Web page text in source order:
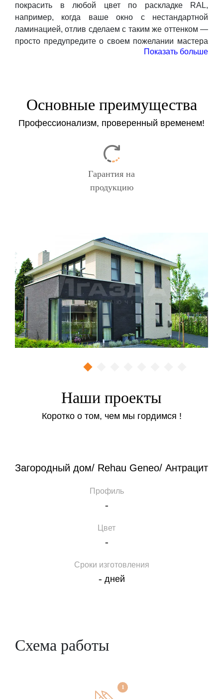
покрасить в любой цвет по раскладке RAL,
например, когда ваше окно с нестандартной
ламинацией, отлив сделаем с таким же оттенком —
просто предупредите о своем пожелании мастера
помогут с выбором.
Заказать
Показать больше
Основные преимущества
Профессионализм, проверенный временем!
Гарантия на
продукцию
Наши проекты
Коротко о том, чем мы гордимся !
Загородный дом/ Rehau Geneo/ Антрацит
Профиль
-
Цвет
-
Сроки изготовления
- дней
Схема работы